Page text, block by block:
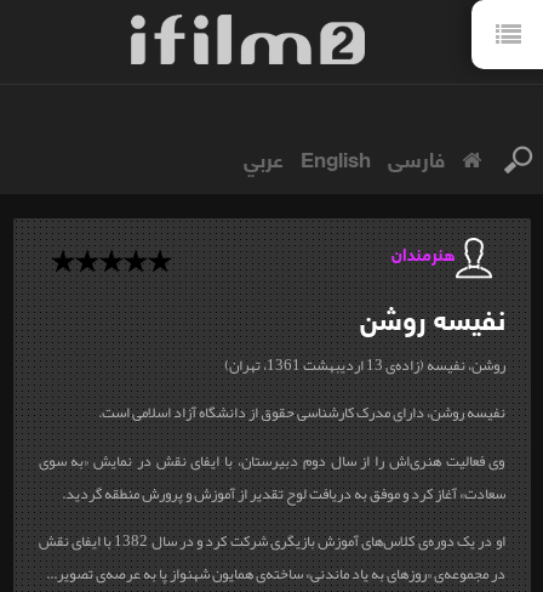
فارسی English عربي
هنرمندان
نفیسهروشن
روشن، نفیسه (زاده‌ی 13 اردیبهشت 1361، تهران)
نفیسه روشن، دارای مدرک کارشناسی حقوق از دانشگاه آزاد اسلامی است.
وی فعالیت هنری‌اش را از سال دوم دبیرستان، با ایفای نقش در نمایش «به سوی
سعادت» آغاز کرد و موفق به دریافت لوح تقدیر از آموزش و پرورش منطقه گردید.
او در یک دوره‌ی کلاس‌های آموزش بازیگری شرکت کرد و در سال 1382 با ایفای نقش
در مجموعه‌ی «روزهای به یاد ماندنی» ساخته‌ی همایون شهنواز پا به عرصه‌ی تصویر...